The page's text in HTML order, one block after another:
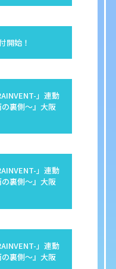
開始！
」連動
裏側〜』大阪
」連動
裏側〜』大阪
」連動
裏側〜』大阪